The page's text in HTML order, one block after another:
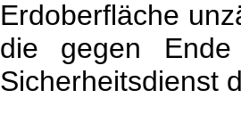
Erdoberfläche
die gegen
Sicherheitsdienst